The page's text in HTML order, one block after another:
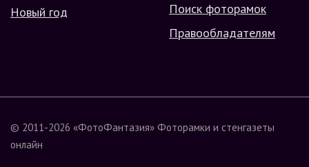
Новый год
Поиск фоторамок
Правообладателям
© 2011-2026 «ФотоФантазия» Фоторамки и стенгазеты
онлайн